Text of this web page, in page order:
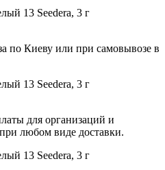
по Киеву или при самовывозе в
для организаций и
любом виде доставки.